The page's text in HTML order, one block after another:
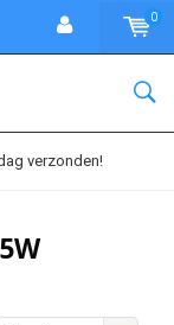
0
verzonden!